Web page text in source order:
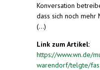
Konversation
dass sich noch mehr
(...)
Link zum Artikel:
https://www.wn.de/
warendorf/telgte/